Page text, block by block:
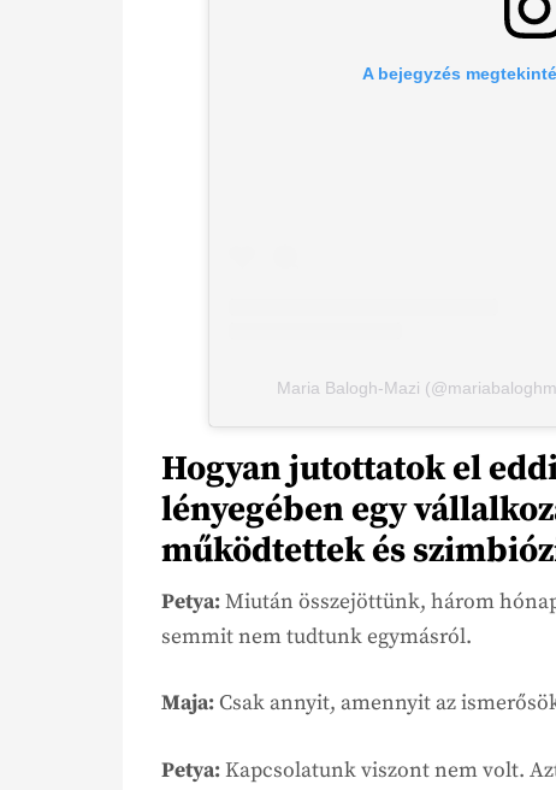
A bejegyzés
Maria Balogh-Mazi
Hogyan jutottatok el
lényegében egy
működtettek és
Petya:Miután összejöttünk, három
semmit nem tudtunk egymásról.
Maja: Csak annyit, amennyit az
Petya:Kapcsolatunk viszont nem volt.